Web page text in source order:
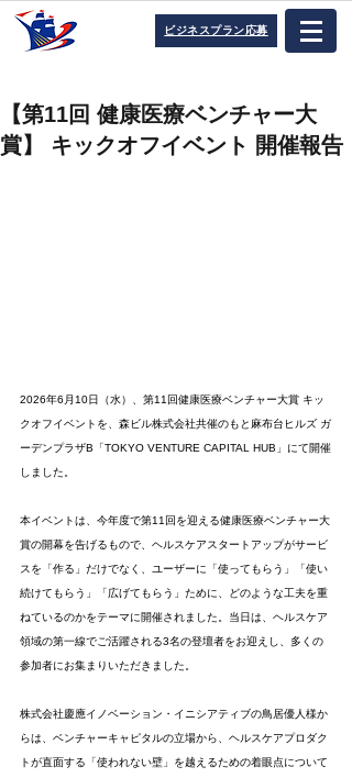
ビジネスプラン応募
【第11回 健康医療ベンチャー大
賞】 キックオフイベント 開催報告
2026年6月10日（水）、第11回健康医療ベンチャー大賞 キッ
クオフイベントを、森ビル株式会社共催のもと麻布台ヒルズ ガ
ーデンプラザB「TOKYO VENTURE CAPITAL HUB」にて開催
しました。
本イベントは、今年度で第11回を迎える健康医療ベンチャー大
賞の開幕を告げるもので、ヘルスケアスタートアップがサービ
スを「作る」だけでなく、ユーザーに「使ってもらう」「使い
続けてもらう」「広げてもらう」ために、どのような工夫を重
ねているのかをテーマに開催されました。当日は、ヘルスケア
領域の第一線でご活躍される3名の登壇者をお迎えし、多くの
参加者にお集まりいただきました。
株式会社慶應イノベーション・イニシアティブの鳥居優人様か
らは、ベンチャーキャピタルの立場から、ヘルスケアプロダク
トが直面する「使われない壁」を越えるための着眼点について